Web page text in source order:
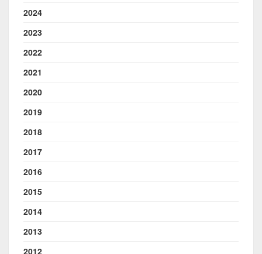
2024
2023
2022
2021
2020
2019
2018
2017
2016
2015
2014
2013
2012